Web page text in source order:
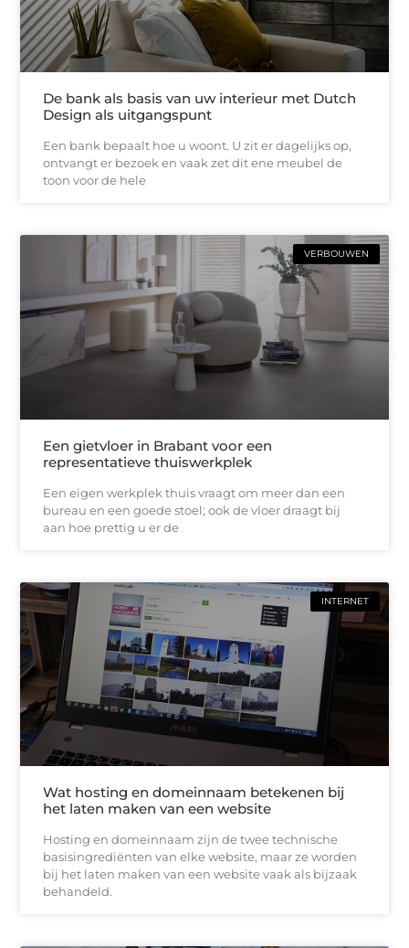
De bank als basis van uw interieur met Dutch
Design als uitgangspunt
Een bank bepaalt hoe u woont. U zit er dagelijks op,
ontvangt er bezoek en vaak zet dit ene meubel de
toon voor de hele
VERBOUWEN
Een gietvloer in Brabant voor een
representatieve thuiswerkplek
Een eigen werkplek thuis vraagt om meer dan een
bureau en een goede stoel; ook de vloer draagt bij
aan hoe prettig u er de
INTERNET
Wat hosting en domeinnaam betekenen bij
het laten maken van een website
Hosting en domeinnaam zijn de twee technische
basisingrediënten van elke website, maar ze worden
bij het laten maken van een website vaak als bijzaak
behandeld.